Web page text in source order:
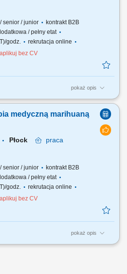
senior / junior
kontrakt B2B
/ pełny etat
godz.
rekrutacja online
aplikuj bez CV
pokaż opis
naszą firmą specjalizującą się w
stacjonarnie. Poszukujemy
różnych specjalizacji, którzy są
wiedzy, aby dołączyć do naszego
medyczną marihuaną
Płock
praca
senior / junior
kontrakt B2B
/ pełny etat
godz.
rekrutacja online
aplikuj bez CV
pokaż opis
naszą firmą specjalizującą się w